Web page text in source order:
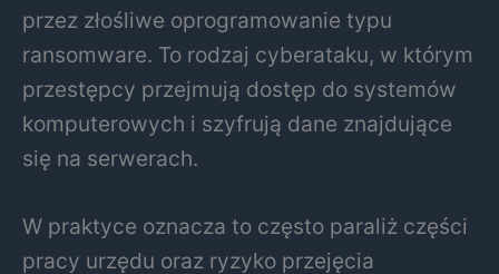
przez złośliwe oprogramowanie typu
ransomware. To rodzaj cyberataku, w którym
przestępcy przejmują dostęp do systemów
komputerowych i szyfrują dane znajdujące
się na serwerach.
W praktyce oznacza to często paraliż części
pracy urzędu oraz ryzyko przejęcia